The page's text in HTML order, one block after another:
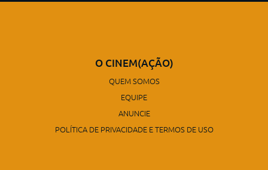
O CINEM(AÇÃO)
QUEM SOMOS
EQUIPE
ANUNCIE
POLÍTICA DE PRIVACIDADE E TERMOS DE USO